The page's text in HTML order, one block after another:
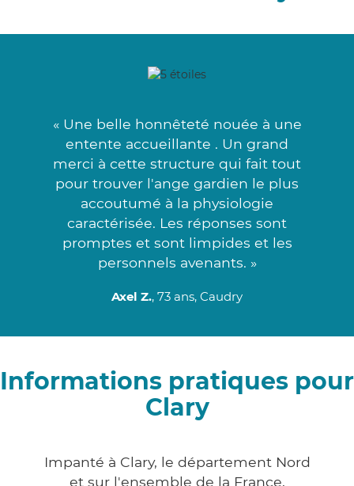
« Une belle honnêteté nouée à une
entente accueillante . Un grand
merci à cette structure qui fait tout
pour trouver l'ange gardien le plus
accoutumé à la physiologie
caractérisée. Les réponses sont
promptes et sont limpides et les
personnels avenants. »
Axel Z., 73 ans, Caudry
Informations pratiques pour
Clary
Impanté à Clary, le département Nord
et sur l'ensemble de la France,